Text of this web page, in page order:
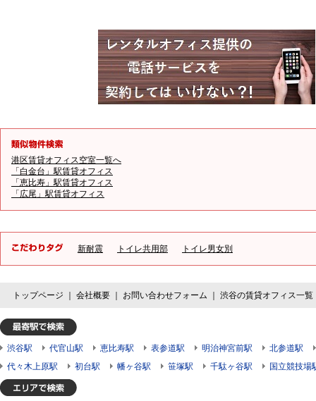
港区賃貸オフィス空室一覧へ
「白金台」駅賃貸オフィス
「恵比寿」駅賃貸オフィス
「広尾」駅賃貸オフィス
新耐震 トイレ共用部 トイレ男女別
トップページ 会社概要 お問い合わせフォーム 渋谷の賃貸オフィス一覧
渋谷駅 代官山駅 恵比寿駅 表参道駅 明治神宮前駅
北参道駅
代々木上原駅
初台駅 幡ヶ谷駅 笹塚駅 千駄ヶ谷駅 国立競技場